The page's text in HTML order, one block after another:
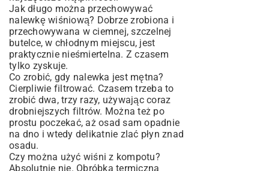
Jak długo można przechowywać
nalewkę wiśniową? Dobrze zrobiona i
przechowywana w ciemnej, szczelnej
butelce, w chłodnym miejscu, jest
praktycznie nieśmiertelna. Z czasem
tylko zyskuje.
Co zrobić, gdy nalewka jest mętna?
Cierpliwie filtrować. Czasem trzeba to
zrobić dwa, trzy razy, używając coraz
drobniejszych filtrów. Można też po
prostu poczekać, aż osad sam opadnie
na dno i wtedy delikatnie zlać płyn znad
osadu.
Czy można użyć wiśni z kompotu?
Absolutnie nie. Obróbka termiczna